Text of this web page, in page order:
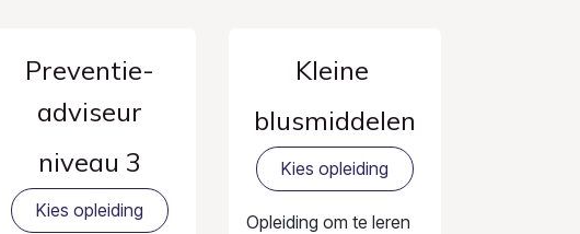
Preventie-
adviseur
niveau 3
Kies opleiding
Kleine
blusmiddelen
Kies opleiding
Opleiding om te leren